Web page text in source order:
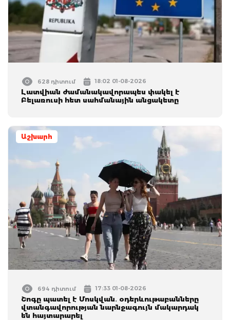
628 դիտում 18:02 01-08-2026
Լատվիան ժամանակավորապես փակել է
Բելառուսի հետ սահմանային անցակետը
Աշխարհ
694 դիտում 17:33 01-08-2026
Շոգը պատել է Մոսկվան․ օդերևութաբանները
վտանգավորության նարնջագույն մակարդակ
են հայտարարել